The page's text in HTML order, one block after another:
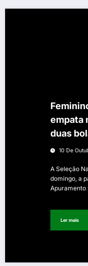
empata
duas
10 De
A Seleção
domingo, a
Ler mais